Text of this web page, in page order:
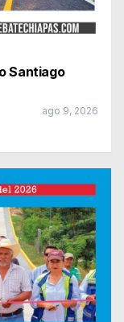
Santiago
ago 9, 2026